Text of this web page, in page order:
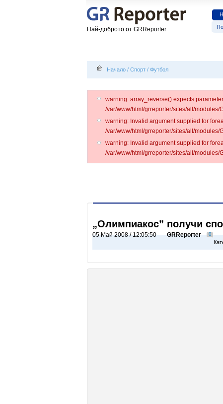
Най-доброто от GRReporter
Начало / Спорт / Футбол
warning: array_reverse() expects
/var/www/html/grreporter/sites/all/
warning: Invalid argument supplied for
/var/www/html/grreporter/sites/all/
warning: Invalid argument supplied for
/var/www/html/grreporter/sites/all/
„Олимпиакос” получи
05 Май 2008 / 12:05:50 GRReporter 0